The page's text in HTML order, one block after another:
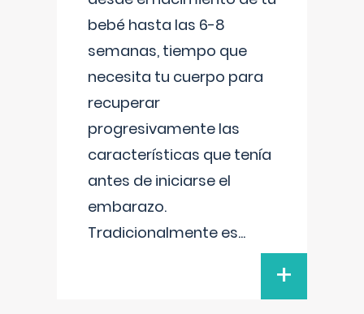
bebé hasta las 6-8
semanas, tiempo que
necesita tu cuerpo para
recuperar
progresivamente las
características que tenía
antes de iniciarse el
embarazo.
Tradicionalmente es...
+